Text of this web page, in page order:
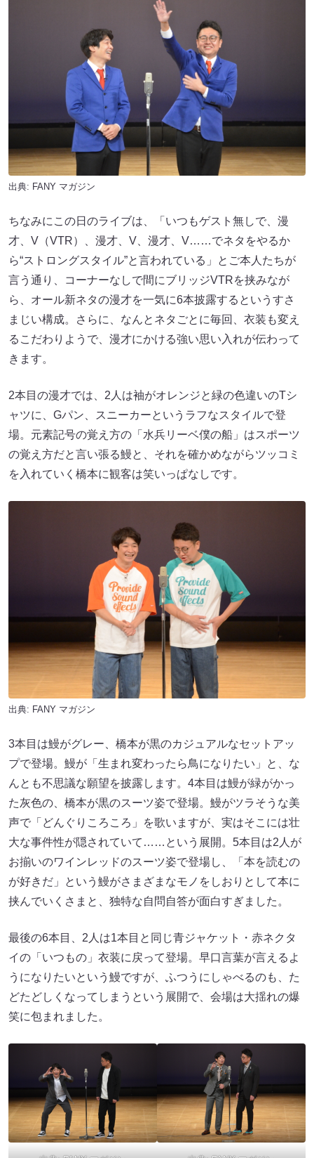
出典: FANY マガジン
ちなみにこの日のライブは、「いつもゲスト無しで、漫
才、V（VTR）、漫才、V、漫才、V……でネタをやるか
ら“ストロングスタイル”と言われている」とご本人たちが
言う通り、コーナーなしで間にブリッジVTRを挟みなが
ら、オール新ネタの漫才を一気に6本披露するというすさ
まじい構成。さらに、なんとネタごとに毎回、衣装も変え
るこだわりようで、漫才にかける強い思い入れが伝わって
きます。
2本目の漫才では、2人は袖がオレンジと緑の色違いのTシ
ャツに、Gパン、スニーカーというラフなスタイルで登
場。元素記号の覚え方の「水兵リーベ僕の船」はスポーツ
の覚え方だと言い張る鰻と、それを確かめながらツッコミ
を入れていく橋本に観客は笑いっぱなしです。
出典: FANY マガジン
3本目は鰻がグレー、橋本が黒のカジュアルなセットアッ
プで登場。鰻が「生まれ変わったら鳥になりたい」と、な
んとも不思議な願望を披露します。4本目は鰻が緑がかっ
た灰色の、橋本が黒のスーツ姿で登場。鰻がツラそうな美
声で「どんぐりころころ」を歌いますが、実はそこには壮
大な事件性が隠されていて……という展開。5本目は2人が
お揃いのワインレッドのスーツ姿で登場し、「本を読むの
が好きだ」という鰻がさまざまなモノをしおりとして本に
挟んでいくさまと、独特な自問自答が面白すぎました。
最後の6本目、2人は1本目と同じ青ジャケット・赤ネクタ
イの「いつもの」衣装に戻って登場。早口言葉が言えるよ
うになりたいという鰻ですが、ふつうにしゃべるのも、た
どたどしくなってしまうという展開で、会場は大揺れの爆
笑に包まれました。